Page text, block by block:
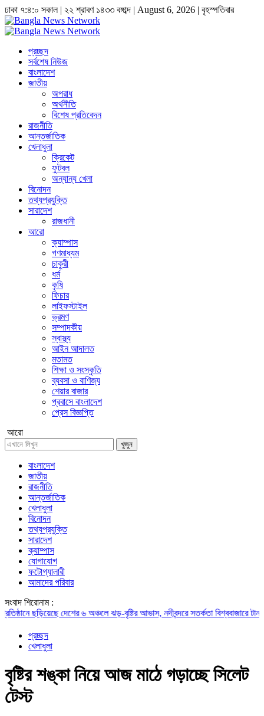
ঢাকা ৭:৪:০ সকাল| ২২ শ্রাবণ ১৪৩৩ বঙ্গাব্দ | August 6, 2026 | বৃহস্পতিবার
প্রচ্ছদ
সর্বশেষ নিউজ
বাংলাদেশ
জাতীয়
অপরাধ
অর্থনীতি
বিশেষ প্রতিবেদন
রাজনীতি
আন্তর্জাতিক
খেলাধুলা
ক্রিকেট
ফুটবল
অন্যান্য খেলা
বিনোদন
তথ্যপ্রযুক্তি
সারাদেশ
রাজধানী
আরো
ক্যাম্পাস
গণমাধ্যম
চাকুরী
ধর্ম
কৃষি
ফিচার
লাইফস্টাইল
ভ্রমণ
সম্পাদকীয়
স্বাস্থ্য
আইন আদালত
মতামত
শিক্ষা ও সংস্কৃতি
ব্যবসা ও বাণিজ্য
শেয়ার বাজার
প্রবাসে বাংলাদেশ
প্রেস বিজ্ঞপ্তি
আরো
খুজুন
বাংলাদেশ
জাতীয়
রাজনীতি
আন্তর্জাতিক
খেলাধুলা
বিনোদন
তথ্যপ্রযুক্তি
সারাদেশ
ক্যাম্পাস
যোগাযোগ
ফটোগ্যালারী
আমাদের পরিবার
সংবাদ শিরোনাম :
ছড়িয়েছেদেশের ৬ অঞ্চলে ঝড়-বৃষ্টির আভাস, নদীবন্দরে সতর্কতাবিশ্ববাজারে টানা
প্রচ্ছদ
খেলাধুলা
বৃষ্টির শঙ্কা নিয়ে আজ মাঠে গড়াচ্ছে সিলেট
টেস্ট